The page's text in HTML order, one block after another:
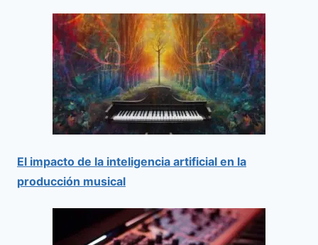
El impacto de la inteligencia artificial en la
producción musical